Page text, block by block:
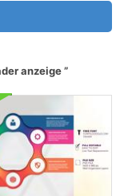
anzeige